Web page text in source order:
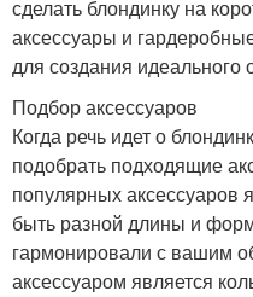
сделать блондинку на
аксессуары и
для создания идеального
Подбор аксессуаров
Когда речь идет о
подобрать подходящие
популярных аксессуаров
быть разной длины и
гармонировали с вашим
аксессуаром является